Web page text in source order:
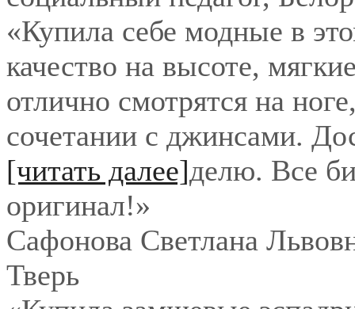
«Купила себе модные в
качество на высоте,
отлично смотрятся на
сочетании с джинсами.
[читать далее]делю. Все
оригинал!»
Сафонова Светлана
Тверь